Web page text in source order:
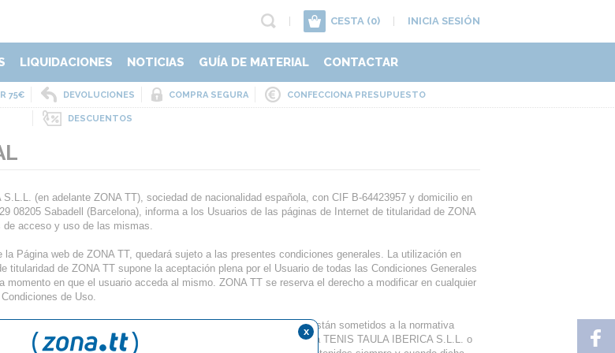
CESTA (0) INICIA SESIÓN
LIQUIDACIONES NOTICIAS GUÍA DE MATERIAL CONTACTAR
75€ DEVOLUCIONES COMPRA SEGURA CONFECCIONA PRESUPUESTO
DESCUENTOS
(en adelante ZONA TT), sociedad de nacionalidad española, con CIF B-64423957 y domicilio en
08205 Sabadell (Barcelona), informa a los Usuarios de las páginas de Internet de titularidad de ZONA
acceso y uso de las mismas.
Página web de ZONA TT, quedará sujeto a las presentes condiciones generales. La utilización en
titularidad de ZONA TT supone la aceptación plena por el Usuario de todas las Condiciones Generales
momento en que el usuario acceda al mismo. ZONA TT se reserva el derecho a modificar en cualquier
de Uso.
e Industrial. Todos los contenidos de las páginas web de ZONA TT están sometidos a la normativa
y/o Industrial . Los derechos sobre los contenidos corresponden a TENIS TAULA IBERICA S.L.L. o
x